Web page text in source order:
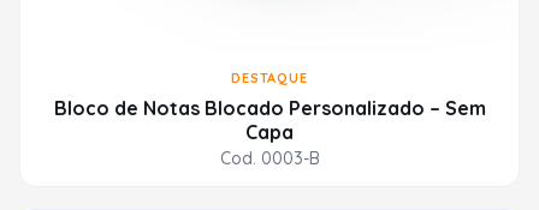
DESTAQUE
Bloco de Notas Blocado Personalizado – Sem
Capa
Cod. 0003-B